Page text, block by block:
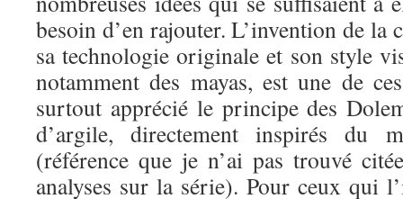
besoin d’en rajouter. L’invention de
sa technologie originale et son style
notamment des mayas, est une de
surtout apprécié le principe des
d’argile, directement inspirés du
(référence que je n’ai pas trouvé
analyses sur la série). Pour ceux qui